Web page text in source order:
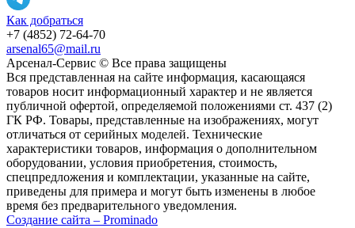
Как добраться
+7 (4852) 72-64-70
arsenal65@mail.ru
Aрсенал-Сервис © Все права защищены
Вся представленная на сайте информация, касающаяся
товаров носит информационный характер и не является
публичной офертой, определяемой положениями ст. 437 (2)
ГК РФ. Товары, представленные на изображениях, могут
отличаться от серийных моделей. Технические
характеристики товаров, информация о дополнительном
оборудовании, условия приобретения, стоимость,
спецпредложения и комплектации, указанные на сайте,
приведены для примера и могут быть изменены в любое
время без предварительного уведомления.
Создание сайта – Prominado